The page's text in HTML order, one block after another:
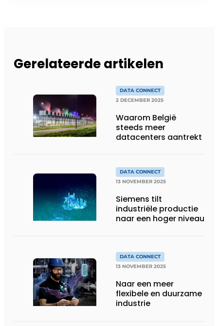
Gerelateerde artikelen
DATA CONNECT
2 DECEMBER 2025
Waarom België
steeds meer
datacenters aantrekt
DATA CONNECT
13 NOVEMBER 2025
Siemens tilt
industriële productie
naar een hoger niveau
DATA CONNECT
13 NOVEMBER 2025
Naar een meer
flexibele en duurzame
industrie